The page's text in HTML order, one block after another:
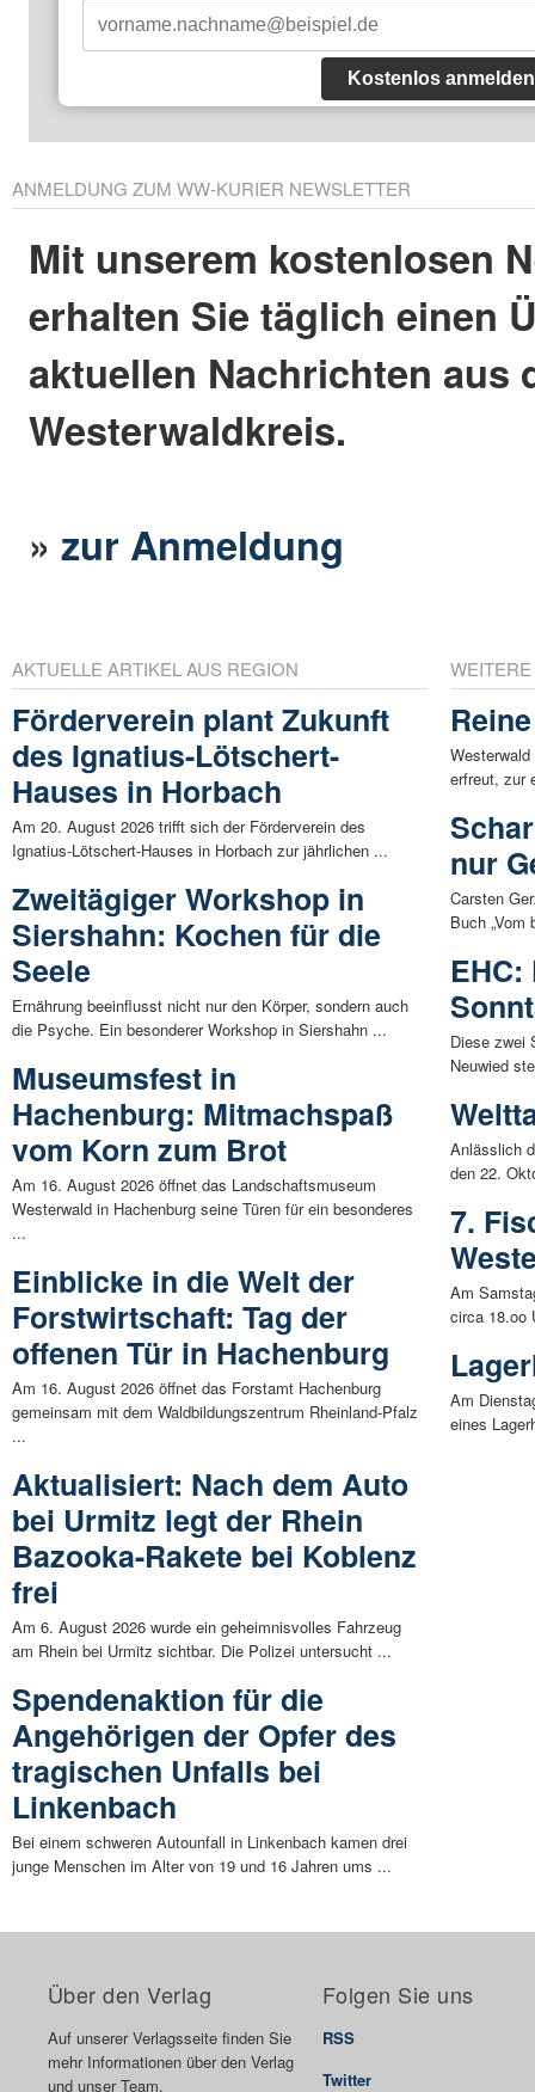
Kostenlos anmelden
ANMELDUNG ZUM WW-KURIER NEWSLETTER
Mit unserem kostenlosen
erhalten Sie täglich einen
aktuellen Nachrichten aus
Westerwaldkreis.
»zur Anmeldung
AKTUELLE ARTIKEL AUS REGION
Förderverein plant Zukunft
des Ignatius-Lötschert-
Hauses in Horbach
Am 20. August 2026 trifft sich der Förderverein des
Ignatius-Lötschert-Hauses in Horbach zur jährlichen ...
Zweitägiger Workshop in
Siershahn: Kochen für die
Seele
Ernährung beeinflusst nicht nur den Körper, sondern auch
die Psyche. Ein besonderer Workshop in Siershahn ...
Museumsfest in
Hachenburg: Mitmachspaß
vom Korn zum Brot
Am 16. August 2026 öffnet das Landschaftsmuseum
Westerwald in Hachenburg seine Türen für ein besonderes
...
Einblicke in die Welt der
Forstwirtschaft: Tag der
offenen Tür in Hachenburg
Am 16. August 2026 öffnet das Forstamt Hachenburg
gemeinsam mit dem Waldbildungszentrum Rheinland-Pfalz
...
Aktualisiert: Nach dem Auto
bei Urmitz legt der Rhein
Bazooka-Rakete bei Koblenz
frei
Am 6. August 2026 wurde ein geheimnisvolles Fahrzeug
am Rhein bei Urmitz sichtbar. Die Polizei untersucht ...
Spendenaktion für die
Angehörigen der Opfer des
tragischen Unfalls bei
Linkenbach
Bei einem schweren Autounfall in Linkenbach kamen drei
junge Menschen im Alter von 19 und 16 Jahren ums ...
erfreut, zur
nur
Carsten
Buch
Diese zwei
Neuwied
Anlässlich
den 22.
7.
Am
circa 18.oo
Am
eines
Über den Verlag
Auf unserer Verlagsseite finden Sie
mehr Informationen über den Verlag
und unser Team.
Folgen Sie uns
RSS
Twitter